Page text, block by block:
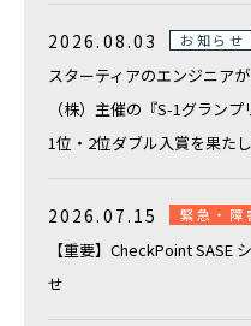
その他
弊社の採用やIR
電話で
総
2026.08.03 お知らせ
スターティアのエンジニア
（株）主催の『S-1グランプ
1位・2位ダブル入賞を果た
2026.07.15 緊急・障
【重要】CheckPoint SASE
せ